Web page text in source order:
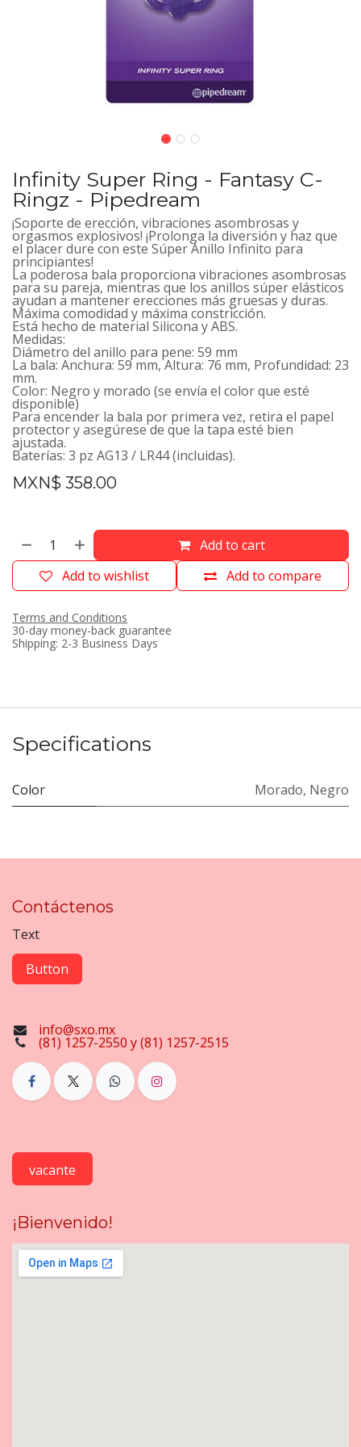
Infinity Super Ring - Fantasy C-
Ringz - Pipedream
¡Soporte de erección, vibraciones asombrosas y
orgasmos explosivos! ¡Prolonga la diversión y haz que
el placer dure con este Súper Anillo Infinito para
principiantes!
La poderosa bala proporciona vibraciones asombrosas
para su pareja, mientras que los anillos súper elásticos
ayudan a mantener erecciones más gruesas y duras.
Máxima comodidad y máxima constricción.
Está hecho de material Silicona y ABS.
Medidas:
Diámetro del anillo para pene: 59 mm
La bala: Anchura: 59 mm, Altura: 76 mm, Profundidad: 23
mm.
Color: Negro y morado (se envía el color que esté
disponible)
Para encender la bala por primera vez, retira el papel
protector y asegúrese de que la tapa esté bien
ajustada.
Baterías: 3 pz AG13 / LR44 (incluidas).
MXN$ 358.00
Add to cart
Add to compare
Add to wishlist
Terms and Conditions
30-day money-back guarantee
Shipping: 2-3 Business Days
Specifications
Color Morado, Negro
Contáctenos
Text
Button
info@sxo.mx
(81) 1257-2550 y (81) 1257-2515
vacante
¡Bienvenido!